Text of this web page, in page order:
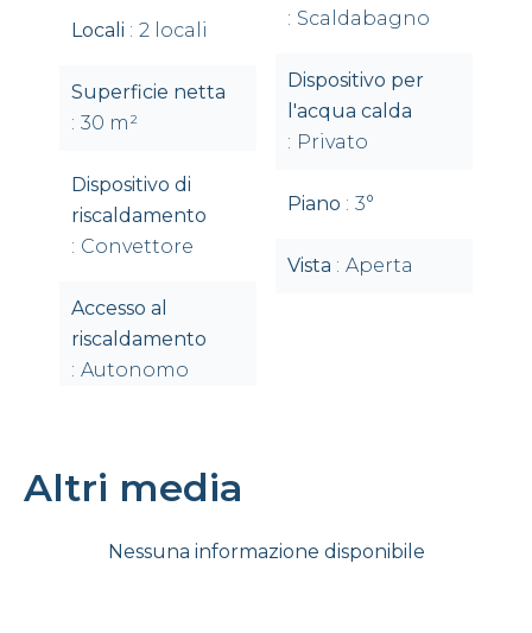
Locali 2 locali
Superficie netta
30 m²
Dispositivo di
riscaldamento
Convettore
Accesso al
riscaldamento
Autonomo
Scaldabagno
Dispositivo per
l'acqua calda
Privato
Piano 3°
Vista Aperta
Altri media
Nessuna informazione disponibile